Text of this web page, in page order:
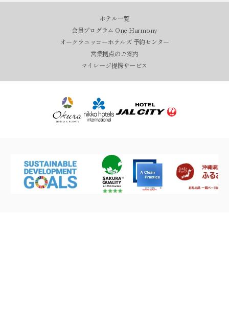
ホテル一覧
会員プログラム One Harmony
オークラニッコーホテルズ 予約センター
営業拠点のご案内
マイレージ提携サービス